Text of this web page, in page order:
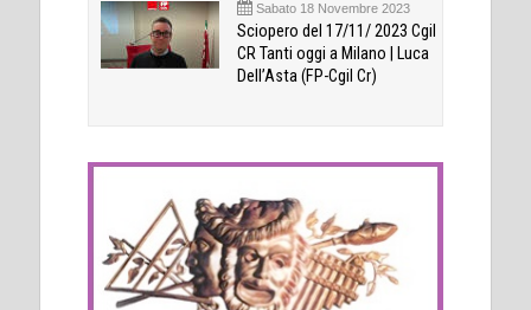
Sabato 18 Novembre 2023
Sciopero del 17/11/ 2023 Cgil
CR Tanti oggi a Milano | Luca
Dell’Asta (FP-Cgil Cr)